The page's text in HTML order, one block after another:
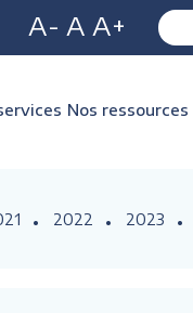
A- A A+
Nos ressources
2022 2023